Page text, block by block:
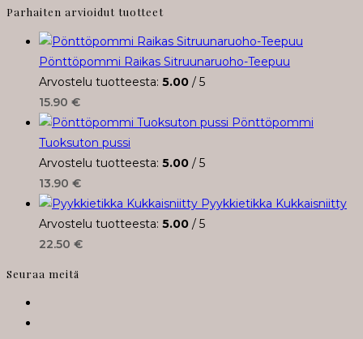
Parhaiten arvioidut tuotteet
Pönttöpommi Raikas Sitruunaruoho-Teepuu
Arvostelu tuotteesta: 5.00 / 5
15.90 €
Pönttöpommi
Tuoksuton pussi
Arvostelu tuotteesta: 5.00 / 5
13.90 €
Pyykkietikka Kukkaisniitty
Arvostelu tuotteesta: 5.00 / 5
22.50 €
Seuraa meitä